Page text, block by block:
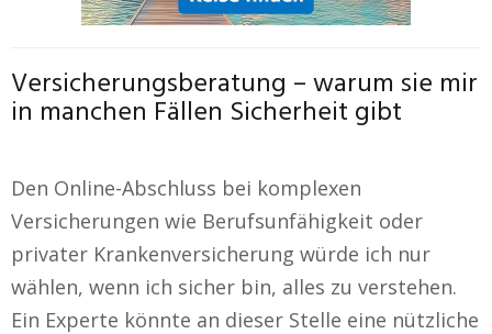
Versicherungsberatung – warum sie mir
in manchen Fällen Sicherheit gibt
Den Online-Abschluss bei komplexen
Versicherungen wie Berufsunfähigkeit oder
privater Krankenversicherung würde ich nur
wählen, wenn ich sicher bin, alles zu verstehen.
Ein Experte könnte an dieser Stelle eine nützliche